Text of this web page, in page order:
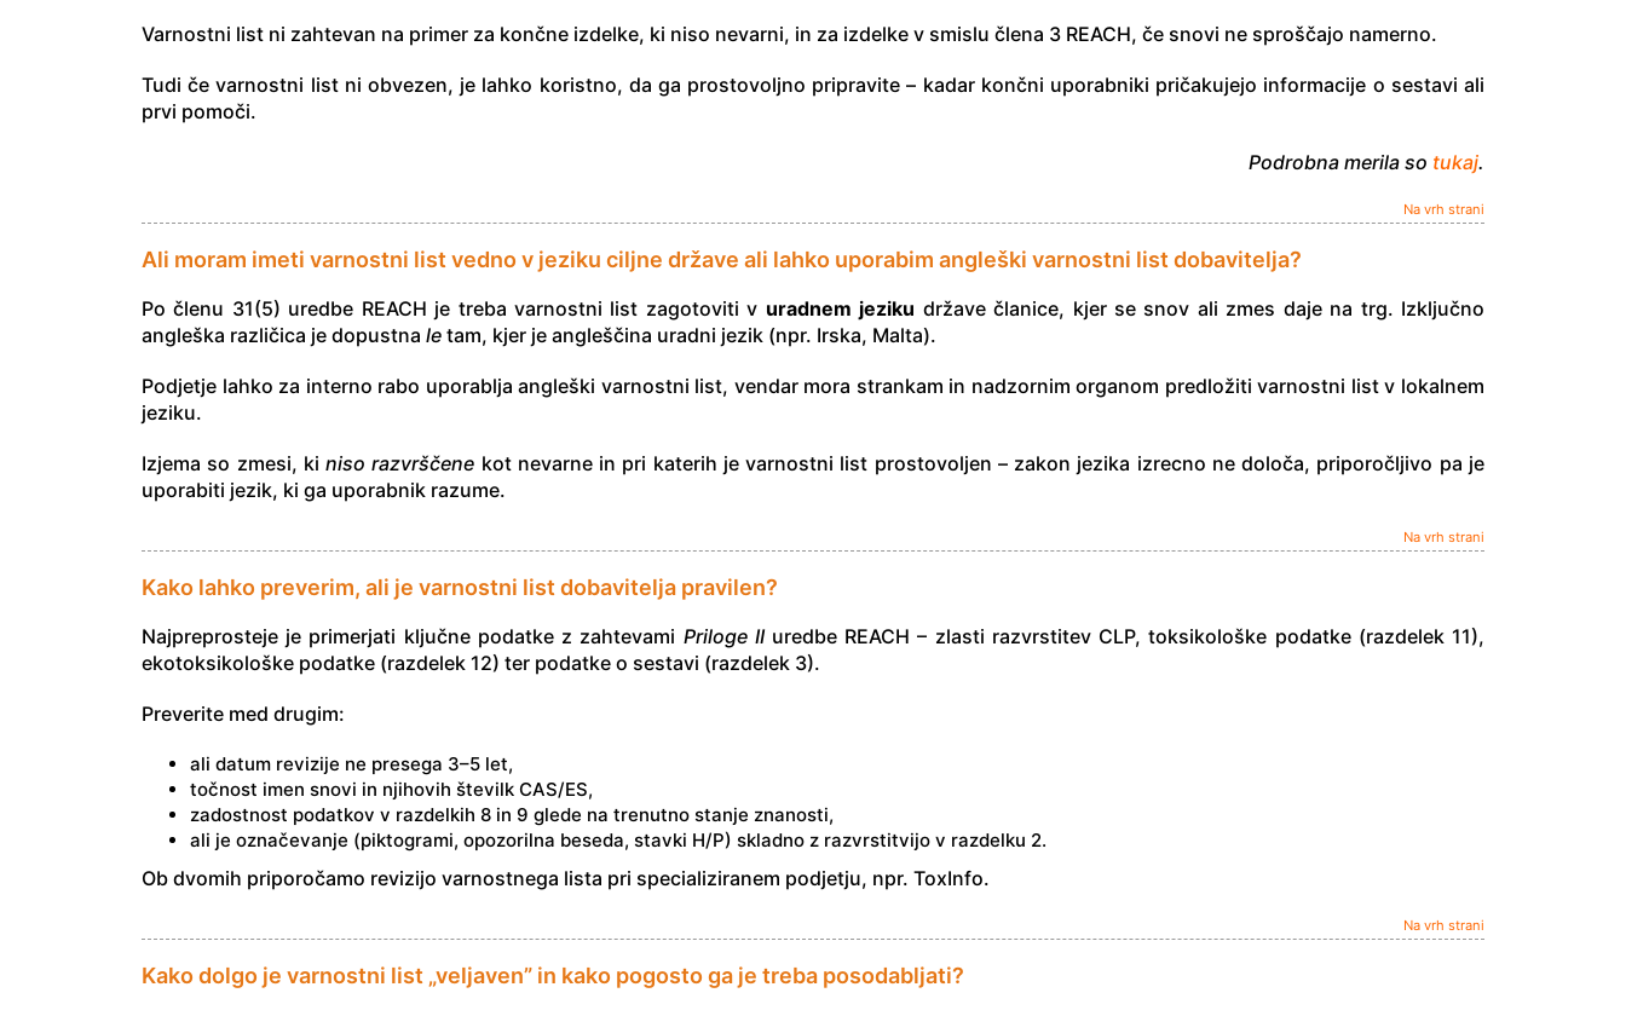
Varnostni list ni zahtevan na primer za končne izdelke, ki niso nevarni, in za izdelke v smislu člena 3 REACH, če snovi ne sproščajo namerno.
Tudi če varnostni list ni obvezen, je lahko koristno, da ga prostovoljno pripravite – kadar končni uporabniki pričakujejo informacije o sestavi ali
prvi pomoči.
Podrobna merila so tukaj.
Na vrh strani
Ali moram imeti varnostni list vedno v jeziku ciljne države ali lahko uporabim angleški varnostni list dobavitelja?
Po členu 31(5) uredbe REACH je treba varnostni list zagotoviti v uradnem jeziku države članice, kjer se snov ali zmes daje na trg. Izključno
angleška različica je dopustna le tam, kjer je angleščina uradni jezik (npr. Irska, Malta).
Podjetje lahko za interno rabo uporablja angleški varnostni list, vendar mora strankam in nadzornim organom predložiti varnostni list v lokalnem
jeziku.
Izjema so zmesi, kiniso razvrščene kot nevarne in pri katerih je varnostni list prostovoljen – zakon jezika izrecno ne določa, priporočljivo pa je
uporabiti jezik, ki ga uporabnik razume.
Na vrh strani
Kako lahko preverim, ali je varnostni list dobavitelja pravilen?
Najpreprosteje je primerjati ključne podatke z zahtevami Priloge IIuredbe REACH – zlasti razvrstitev CLP, toksikološke podatke (razdelek 11),
ekotoksikološke podatke (razdelek 12) ter podatke o sestavi (razdelek 3).
Preverite med drugim:
ali datum revizije ne presega 3–5 let,
točnost imen snovi in njihovih številk CAS/ES,
zadostnost podatkov v razdelkih 8 in 9 glede na trenutno stanje znanosti,
ali je označevanje (piktogrami, opozorilna beseda, stavki H/P) skladno z razvrstitvijo v razdelku 2.
Ob dvomih priporočamo revizijo varnostnega lista pri specializiranem podjetju, npr. ToxInfo.
Na vrh strani
Kako dolgo je varnostni list „veljaven” in kako pogosto ga je treba posodabljati?